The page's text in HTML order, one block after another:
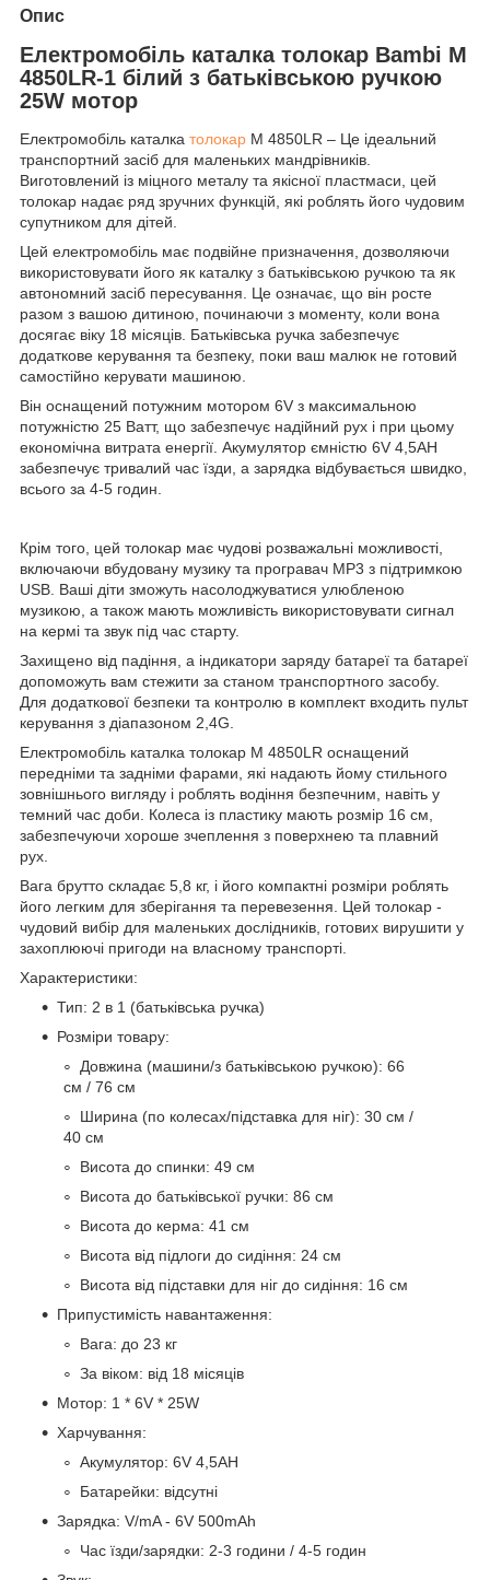
Опис
Електромобіль каталка толокар Bambi M
4850LR-1 білий з батьківською ручкою
25W мотор
Електромобіль каталка толокар M 4850LR – Це ідеальний
транспортний засіб для маленьких мандрівників.
Виготовлений із міцного металу та якісної пластмаси, цей
толокар надає ряд зручних функцій, які роблять його чудовим
супутником для дітей.
Цей електромобіль має подвійне призначення, дозволяючи
використовувати його як каталку з батьківською ручкою та як
автономний засіб пересування. Це означає, що він росте
разом з вашою дитиною, починаючи з моменту, коли вона
досягає віку 18 місяців. Батьківська ручка забезпечує
додаткове керування та безпеку, поки ваш малюк не готовий
самостійно керувати машиною.
Він оснащений потужним мотором 6V з максимальною
потужністю 25 Ватт, що забезпечує надійний рух і при цьому
економічна витрата енергії. Акумулятор ємністю 6V 4,5AH
забезпечує тривалий час їзди, а зарядка відбувається швидко,
всього за 4-5 годин.
Крім того, цей толокар має чудові розважальні можливості,
включаючи вбудовану музику та програвач MP3 з підтримкою
USB. Ваші діти зможуть насолоджуватися улюбленою
музикою, а також мають можливість використовувати сигнал
на кермі та звук під час старту.
Захищено від падіння, а індикатори заряду батареї та батареї
допоможуть вам стежити за станом транспортного засобу.
Для додаткової безпеки та контролю в комплект входить пульт
керування з діапазоном 2,4G.
Електромобіль каталка толокар M 4850LR оснащений
передніми та задніми фарами, які надають йому стильного
зовнішнього вигляду і роблять водіння безпечним, навіть у
темний час доби. Колеса із пластику мають розмір 16 см,
забезпечуючи хороше зчеплення з поверхнею та плавний
рух.
Вага брутто складає 5,8 кг, і його компактні розміри роблять
його легким для зберігання та перевезення. Цей толокар -
чудовий вибір для маленьких дослідників, готових вирушити у
захоплюючі пригоди на власному транспорті.
Характеристики:
Тип: 2 в 1 (батьківська ручка)
Розміри товару:
Довжина (машини/з батьківською ручкою): 66
см / 76 см
Ширина (по колесах/підставка для ніг): 30 см /
40 см
Висота до спинки: 49 см
Висота до батьківської ручки: 86 см
Висота до керма: 41 см
Висота від підлоги до сидіння: 24 см
Висота від підставки для ніг до сидіння: 16 см
Припустимість навантаження:
Вага: до 23 кг
За віком: від 18 місяців
Мотор: 1 * 6V * 25W
Харчування:
Акумулятор: 6V 4,5AH
Батарейки: відсутні
Зарядка: V/mA - 6V 500mAh
Час їзди/зарядки: 2-3 години / 4-5 годин